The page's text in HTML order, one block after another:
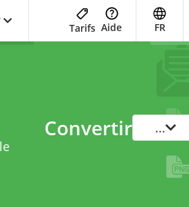
Tarifs Aide FR
Convertir ...